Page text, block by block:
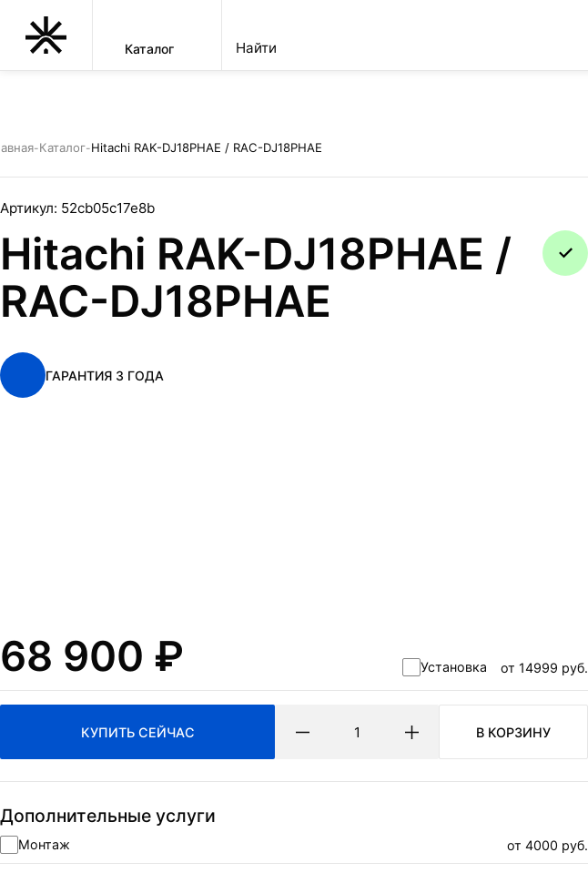
Каталог
УСТАНОВКА
-Каталог-Hitachi RAK-DJ18PHAE / RAC-DJ18PHAE
Артикул: 52cb05c17e8b
Hitachi RAK-DJ18PHAE /
RAC-DJ18PHAE
ГАРАНТИЯ 3 ГОДА
68 900 ₽ Установка от 14999 руб.
КУПИТЬ СЕЙЧАС В КОРЗИНУ
Дополнительные услуги
Монтаж от 4000 руб.